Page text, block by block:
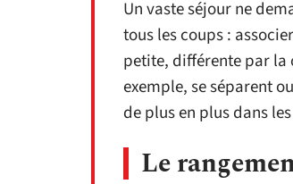
Un vaste séjour ne
tous les coups :
petite, différente par la
exemple, se séparent
de plus en plus dans
Le